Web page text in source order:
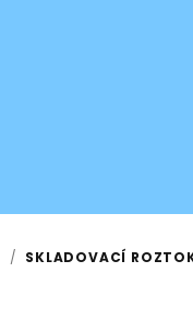
/ SKLADOVACÍ